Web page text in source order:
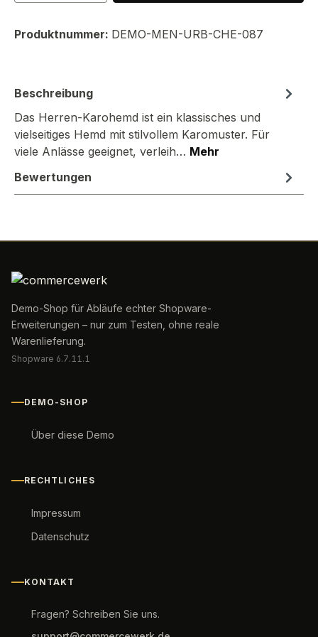
Produktnummer: DEMO-MEN-URB-CHE-087
Beschreibung
Das Herren-Karohemd ist ein klassisches und
vielseitiges Hemd mit stilvollem Karomuster. Für
viele Anlässe geeignet, verleih… Mehr
Bewertungen
Demo-Shop für Abläufe echter Shopware-
Erweiterungen – nur zum Testen, ohne reale
Warenlieferung.
Shopware 6.7.11.1
DEMO-SHOP
Über diese Demo
RECHTLICHES
Impressum
Datenschutz
KONTAKT
Fragen? Schreiben Sie uns.